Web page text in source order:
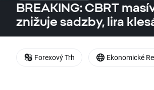
BREAKING: CBRT
znižuje sadzby, lira
Forexový Trh Ekonomické